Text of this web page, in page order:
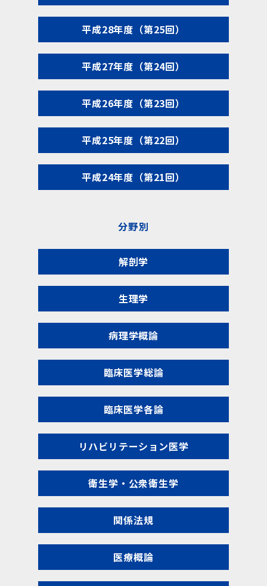
平成28年度（第25回）
平成27年度（第24回）
平成26年度（第23回）
平成25年度（第22回）
平成24年度（第21回）
分野別
解剖学
生理学
病理学概論
臨床医学総論
臨床医学各論
リハビリテーション医学
衛生学・公衆衛生学
関係法規
医療概論